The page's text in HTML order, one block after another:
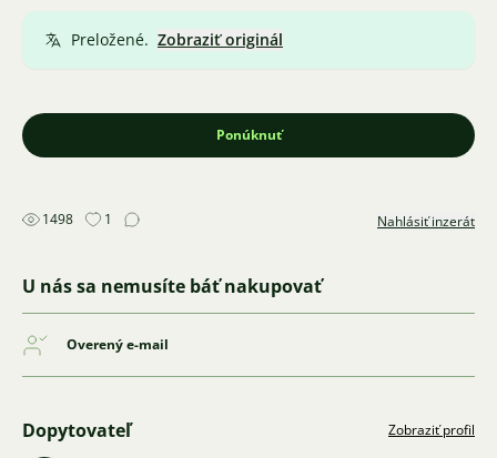
Preložené. Zobraziť originál
Ponúknuť
1498 1 Nahlásiť inzerát
U nás sa nemusíte báť nakupovať
Overený e-mail
Dopytovateľ Zobraziť profil